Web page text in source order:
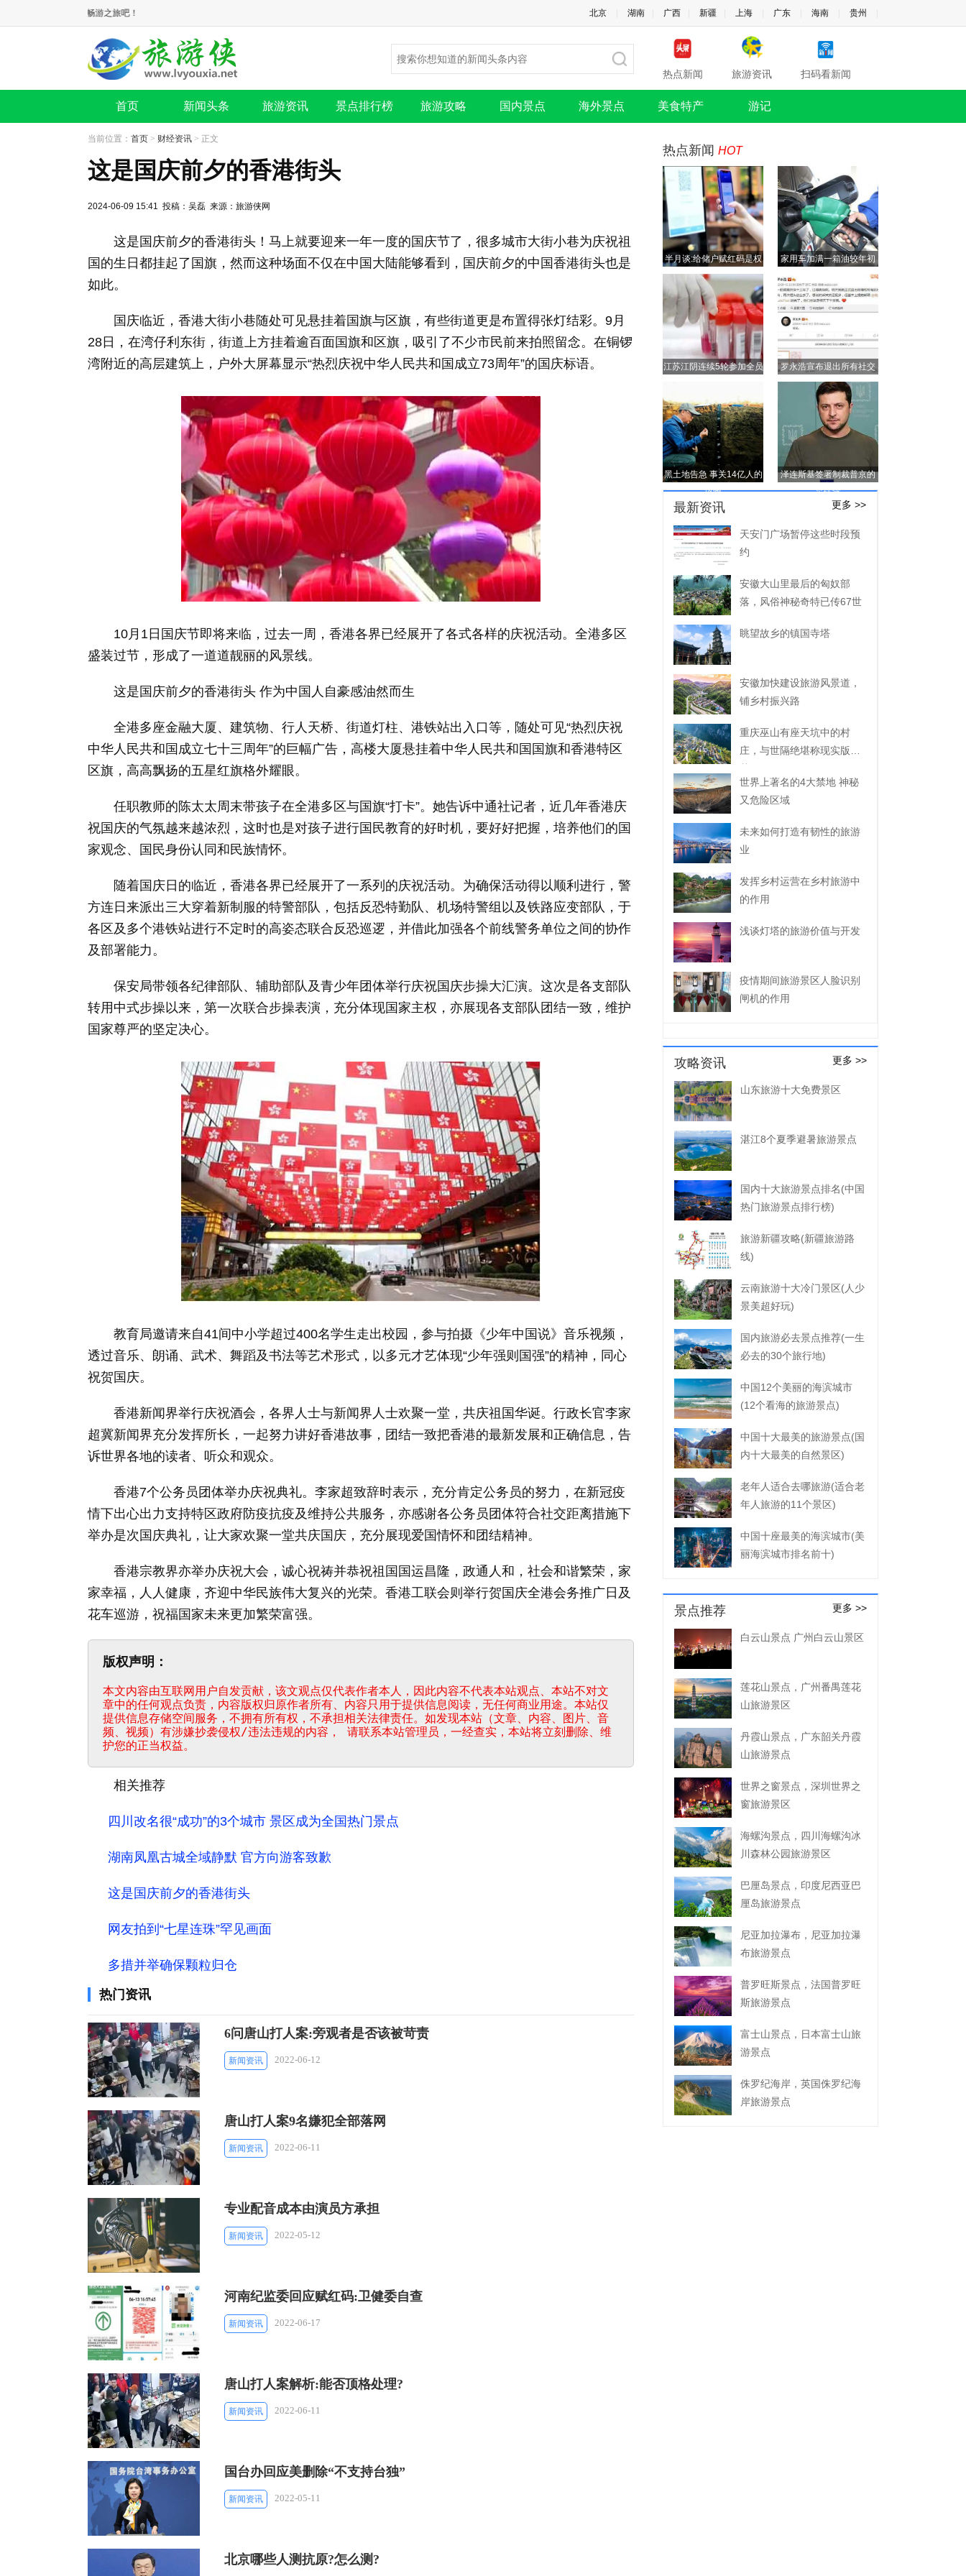
北京 湖南 广西 新疆 上海 广东 海南 贵州
热点新闻 旅游资讯 扫码看新闻
首页 新闻头条 旅游资讯 景点排行榜 旅游攻略 国内景点 海外景点 美食特产 游记
当前位置： 首页 > 财经资讯 > 正文
这是国庆前夕的香港街头
2024-06-09 15:41 投稿：吴磊 来源：旅游侠网
这是国庆前夕的香港街头！马上就要迎来一年一度的国庆节了，很多城市大街小巷为庆祝祖
国的生日都挂起了国旗，然而这种场面不仅在中国大陆能够看到，国庆前夕的中国香港街头也是
如此。
国庆临近，香港大街小巷随处可见悬挂着国旗与区旗，有些街道更是布置得张灯结彩。9月
28日，在湾仔利东街，街道上方挂着逾百面国旗和区旗，吸引了不少市民前来拍照留念。在铜锣
湾附近的高层建筑上，户外大屏幕显示“热烈庆祝中华人民共和国成立73周年”的国庆标语。
10月1日国庆节即将来临，过去一周，香港各界已经展开了各式各样的庆祝活动。全港多区
盛装过节，形成了一道道靓丽的风景线。
这是国庆前夕的香港街头 作为中国人自豪感油然而生
全港多座金融大厦、建筑物、行人天桥、街道灯柱、港铁站出入口等，随处可见“热烈庆祝
中华人民共和国成立七十三周年”的巨幅广告，高楼大厦悬挂着中华人民共和国国旗和香港特区
区旗，高高飘扬的五星红旗格外耀眼。
任职教师的陈太太周末带孩子在全港多区与国旗“打卡”。她告诉中通社记者，近几年香港庆
祝国庆的气氛越来越浓烈，这时也是对孩子进行国民教育的好时机，要好好把握，培养他们的国
家观念、国民身份认同和民族情怀。
随着国庆日的临近，香港各界已经展开了一系列的庆祝活动。为确保活动得以顺利进行，警
方连日来派出三大穿着新制服的特警部队，包括反恐特勤队、机场特警组以及铁路应变部队，于
各区及多个港铁站进行不定时的高姿态联合反恐巡逻，并借此加强各个前线警务单位之间的协作
及部署能力。
保安局带领各纪律部队、辅助部队及青少年团体举行庆祝国庆步操大汇演。这次是各支部队
转用中式步操以来，第一次联合步操表演，充分体现国家主权，亦展现各支部队团结一致，维护
国家尊严的坚定决心。
教育局邀请来自41间中小学超过400名学生走出校园，参与拍摄《少年中国说》音乐视频，
透过音乐、朗诵、武术、舞蹈及书法等艺术形式，以多元才艺体现“少年强则国强”的精神，同心
祝贺国庆。
香港新闻界举行庆祝酒会，各界人士与新闻界人士欢聚一堂，共庆祖国华诞。行政长官李家
超冀新闻界充分发挥所长，一起努力讲好香港故事，团结一致把香港的最新发展和正确信息，告
诉世界各地的读者、听众和观众。
香港7个公务员团体举办庆祝典礼。李家超致辞时表示，充分肯定公务员的努力，在新冠疫
情下出心出力支持特区政府防疫抗疫及维持公共服务，亦感谢各公务员团体符合社交距离措施下
举办是次国庆典礼，让大家欢聚一堂共庆国庆，充分展现爱国情怀和团结精神。
香港宗教界亦举办庆祝大会，诚心祝祷并恭祝祖国国运昌隆，政通人和，社会和谐繁荣，家
家幸福，人人健康，齐迎中华民族伟大复兴的光荣。香港工联会则举行贺国庆全港会务推广日及
花车巡游，祝福国家未来更加繁荣富强。
版权声明：
本文内容由互联网用户自发贡献，该文观点仅代表作者本人，因此内容不代表本站观点、本站不对文
章中的任何观点负责，内容版权归原作者所有、内容只用于提供信息阅读，无任何商业用途。本站仅
提供信息存储空间服务，不拥有所有权，不承担相关法律责任。如发现本站（文章、内容、图片、音
频、视频）有涉嫌抄袭侵权/违法违规的内容， 请联系本站管理员，一经查实，本站将立刻删除、维
护您的正当权益。
相关推荐
四川改名很“成功”的3个城市 景区成为全国热门景点
湖南凤凰古城全域静默 官方向游客致歉
这是国庆前夕的香港街头
网友拍到“七星连珠”罕见画面
多措并举确保颗粒归仓
热门资讯
6问唐山打人案:旁观者是否该被苛责
新闻资讯 2022-06-12
唐山打人案9名嫌犯全部落网
新闻资讯 2022-06-11
专业配音成本由演员方承担
新闻资讯 2022-05-12
河南纪监委回应赋红码:卫健委自查
新闻资讯 2022-06-17
唐山打人案解析:能否顶格处理?
新闻资讯 2022-06-11
国台办回应美删除“不支持台独”
新闻资讯 2022-05-11
北京哪些人测抗原?怎么测?
热点新闻 HOT
半月谈:给储户赋红码是权
力任性
家用车加满一箱油较年初
江苏江阴连续5轮参加全员
罗永浩宣布退出所有社交
平台
黑土地告急 事关14亿人的
饭碗
泽连斯基签署制裁普京的
总统令
最新资讯 更多 >>
天安门广场暂停这些时段预
约
安徽大山里最后的匈奴部
落，风俗神秘奇特已传67世
眺望故乡的镇国寺塔
安徽加快建设旅游风景道，
铺乡村振兴路
重庆巫山有座天坑中的村
庄，与世隔绝堪称现实版桃
世界上著名的4大禁地 神秘
又危险区域
未来如何打造有韧性的旅游
业
发挥乡村运营在乡村旅游中
的作用
浅谈灯塔的旅游价值与开发
疫情期间旅游景区人脸识别
闸机的作用
攻略资讯 更多 >>
山东旅游十大免费景区
湛江8个夏季避暑旅游景点
国内十大旅游景点排名(中国
热门旅游景点排行榜)
旅游新疆攻略(新疆旅游路
线)
云南旅游十大冷门景区(人少
景美超好玩)
国内旅游必去景点推荐(一生
必去的30个旅行地)
中国12个美丽的海滨城市
(12个看海的旅游景点)
中国十大最美的旅游景点(国
内十大最美的自然景区)
老年人适合去哪旅游(适合老
年人旅游的11个景区)
中国十座最美的海滨城市(美
丽海滨城市排名前十)
景点推荐 更多 >>
白云山景点 广州白云山景区
莲花山景点，广州番禺莲花
山旅游景区
丹霞山景点，广东韶关丹霞
山旅游景点
世界之窗景点，深圳世界之
窗旅游景区
海螺沟景点，四川海螺沟冰
川森林公园旅游景区
巴厘岛景点，印度尼西亚巴
厘岛旅游景点
尼亚加拉瀑布，尼亚加拉瀑
布旅游景点
普罗旺斯景点，法国普罗旺
斯旅游景点
富士山景点，日本富士山旅
游景点
侏罗纪海岸，英国侏罗纪海
岸旅游景点